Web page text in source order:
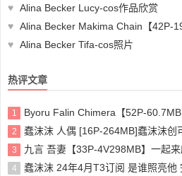
♥ Alina Becker Lucy-cos作品欣赏
♥ Alina Becker Makima Chain【42P-
♥ Alina Becker Tifa-cos照片
热评文章
1 Byoru Falin Chimera【52P-60.7MB
2 蠢沫沫 人偶 [16P-264MB]蠢沫沫创
3 九言 吾妻【33P-4V298MB】一起来
4 蠢沫沫 24年4月T3订阅 是谁照亮他 完整版 [44P-364MB] 内